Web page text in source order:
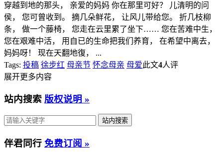
穿越到地的那头， 亲爱的妈妈 你在那里可好？ 儿清明的问
侯， 您可曾收到。 摘几朵鲜花， 让风儿带给您。 折几枝柳
条， 做一个藤椅， 您走在云里累了坐下…… 您在苦难中生，
您在艰难中活， 用自已的生命把我们养育， 在希望中离去，
妈妈呀！ 现在天翻地復， ...
Tags: 投稿 徐步红 母亲节 怀念母亲 母爱此文4人评
展开更多内容
站内搜索 版权说明 »
伴君同行 免费订阅 »